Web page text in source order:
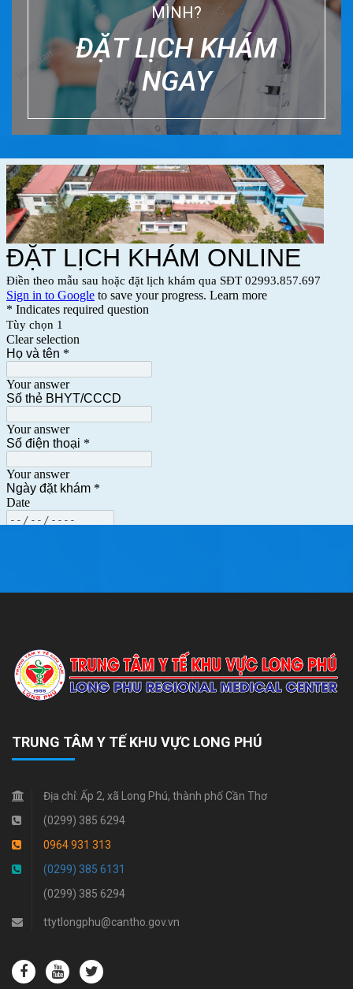
MÌNH?
ĐẶT LỊCH KHÁM
NGAY
TRUNG TÂM Y TẾ KHU VỰC LONG PHÚ
Địa chỉ: Ấp 2, xã Long Phú, thành phố Cần Thơ
(0299) 385 6294
0964 931 313
(0299) 385 6131
(0299) 385 6294
ttytlongphu@cantho.gov.vn